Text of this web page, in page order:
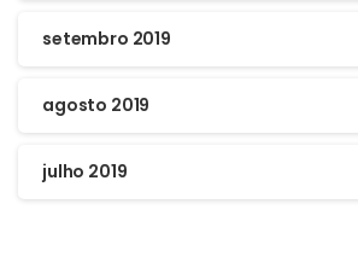
setembro 2019
agosto 2019
julho 2019